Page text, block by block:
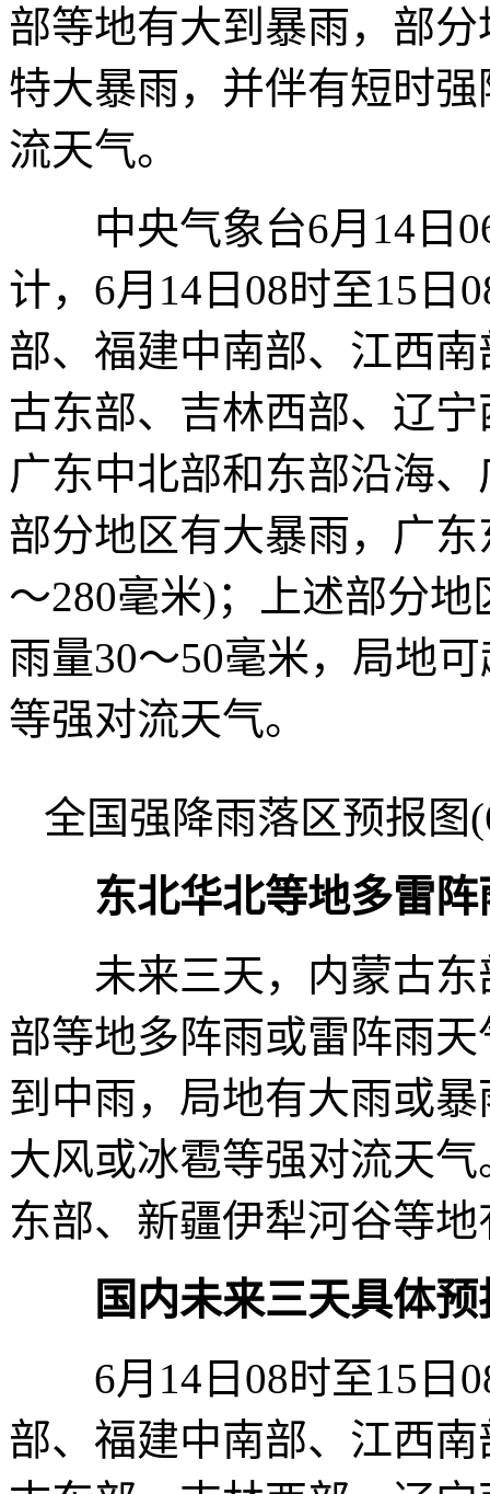
部等地有大到暴雨，部
特大暴雨，并伴有短时
流天气。
中央气象台6月14日
计，6月14日08时至15日
部、福建中南部、江西
古东部、吉林西部、辽
广东中北部和东部沿海
部分地区有大暴雨，广
～280毫米)；上述部分
雨量30～50毫米，局地
等强对流天气。
全国强降雨落区预报图
东北华北等地多雷阵
未来三天，内蒙古东
部等地多阵雨或雷阵雨
到中雨，局地有大雨或
大风或冰雹等强对流天
东部、新疆伊犁河谷等
国内未来三天具体预
6月14日08时至15日
部、福建中南部、江西